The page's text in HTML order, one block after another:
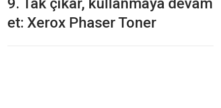
et: Xerox Phaser Toner